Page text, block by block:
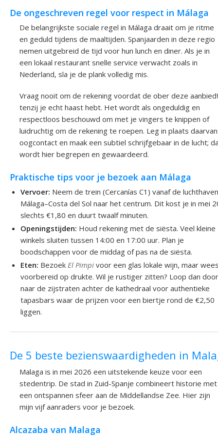
De ongeschreven regel voor respect in Málaga
De belangrijkste sociale regel in Málaga draait om je ritme
en geduld tijdens de maaltijden. Spanjaarden in deze regio
nemen uitgebreid de tijd voor hun lunch en diner. Als je in
een lokaal restaurant snelle service verwacht zoals in
Nederland, sla je de plank volledig mis.
Vraag nooit om de rekening voordat de ober deze
tenzij je echt haast hebt. Het wordt als ongeduldig en
respectloos beschouwd om met je vingers te knippen of
luidruchtig om de rekening te roepen. Leg in plaats daarvan
oogcontact en maak een subtiel schrijfgebaar in de lucht;
wordt hier begrepen en gewaardeerd.
Praktische tips voor je bezoek aan Málaga
Vervoer: Neem de trein (Cercanías C1) vanaf de
Málaga–Costa del Sol naar het centrum. Dit kost je in mei
slechts €1,80 en duurt twaalf minuten.
Openingstijden: Houd rekening met de siësta. Veel kleine
winkels sluiten tussen 14:00 en 17:00 uur. Plan je
boodschappen voor de middag of pas na de siësta.
Eten: Bezoek El Pimpi voor een glas lokale wijn, maar
voorbereid op drukte. Wil je rustiger zitten? Loop dan
naar de zijstraten achter de kathedraal voor authentieke
tapasbars waar de prijzen voor een biertje rond de €2,50
liggen.
De 5 beste bezienswaardigheden in
Malaga is in mei 2026 een uitstekende keuze voor een
stedentrip. De stad in Zuid-Spanje combineert historie met
een ontspannen sfeer aan de Middellandse Zee. Hier zijn
mijn vijf aanraders voor je bezoek.
Alcazaba van Malaga